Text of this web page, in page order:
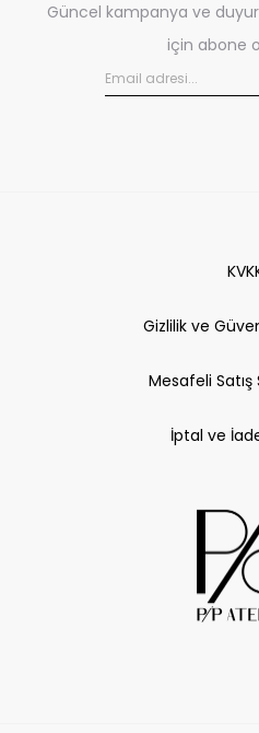
Güncel kampanya ve
için abone
Gizlilik ve
Mesafeli
İptal ve